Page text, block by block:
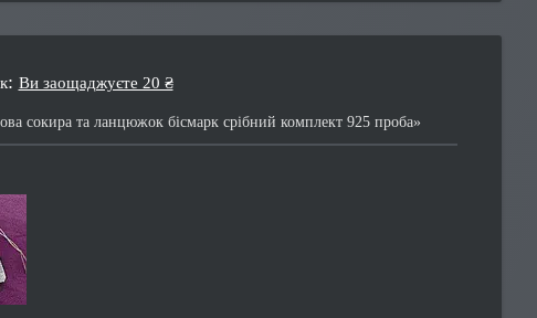
Ви заощаджуєте 20 ₴
сокира та ланцюжок бісмарк срібний комплект 925 проба»